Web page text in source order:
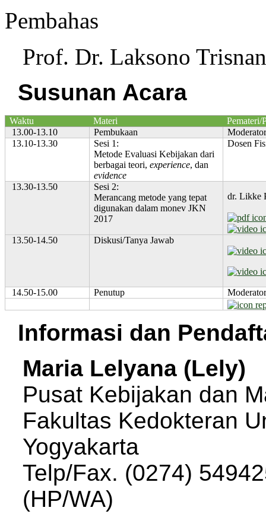
Pembahas
Prof. Dr. Laksono
Susunan Acara
Waktu Materi
Pemateri/
13.00-13.10
Pembukaan
13.10-13.30
Sesi 1:
Metode Evaluasi Kebijakan dari
berbagai teori,experience, dan
evidence
Dosen
13.30-13.50
Sesi 2:
Merancang metode yang tepat
digunakan dalam monev JKN
2017
dr. Likke
13.50-14.50 Diskusi/Tanya Jawab
14.50-15.00 Penutup
Informasi dan
Maria Lelyana (Lely)
Pusat Kebijakan dan
Fakultas Kedokteran
Yogyakarta
Telp/Fax. (0274)
(HP/WA)